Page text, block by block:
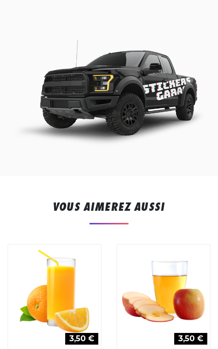
VOUS AIMEREZ AUSSI
3,50 € 3,50 €